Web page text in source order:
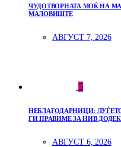
ЧУДОТВОРНАТА МОЌ НА
МАЛОВИШТЕ
АВГУСТ 7, 2026
5
НЕБЛАГОДАРНИЦИ:
ГИ ПРАВИМЕ ЗА НИВ
АВГУСТ 6, 2026